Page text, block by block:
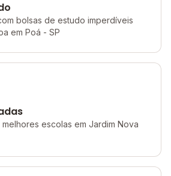
bolsas de estudo imperdíveis
em Poá - SP
escolas em Jardim Nova